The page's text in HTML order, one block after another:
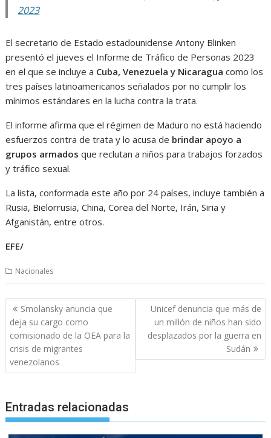
2023
El secretario de Estado estadounidense Antony Blinken
presentó el jueves el Informe de Tráfico de Personas 2023
en el que se incluye a Cuba, Venezuela y Nicaragua como los
tres países latinoamericanos señalados por no cumplir los
mínimos estándares en la lucha contra la trata.
El informe afirma que el régimen de Maduro no está haciendo
esfuerzos contra de trata y lo acusa de brindar apoyo a
grupos armados que reclutan a niños para trabajos forzados
y tráfico sexual.
La lista, conformada este año por 24 países, incluye también a
Rusia, Bielorrusia, China, Corea del Norte, Irán, Siria y
Afganistán, entre otros.
EFE/
Nacionales
Navegación
de
entradas
Smolansky anuncia que
deja su cargo como
comisionado de la OEA para la
crisis de migrantes
venezolanos
Unicef denuncia que más de
un millón de niños han sido
desplazados por la guerra en
Sudán
Entradas relacionadas